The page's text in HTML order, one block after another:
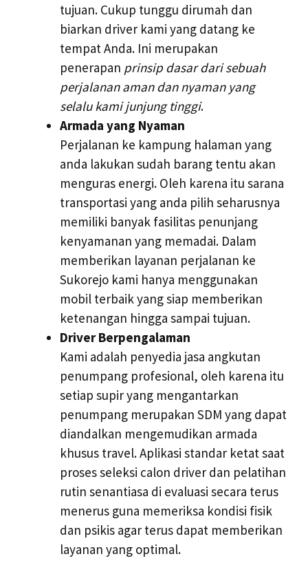
tujuan. Cukup tunggu dirumah dan
biarkan driver kami yang datang ke
tempat Anda. Ini merupakan
penerapan prinsip dasar dari sebuah
perjalanan aman dan nyaman yang
selalu kami junjung tinggi.
Armada yang Nyaman
Perjalanan ke kampung halaman yang
anda lakukan sudah barang tentu akan
menguras energi. Oleh karena itu sarana
transportasi yang anda pilih seharusnya
memiliki banyak fasilitas penunjang
kenyamanan yang memadai. Dalam
memberikan layanan perjalanan ke
Sukorejo kami hanya menggunakan
mobil terbaik yang siap memberikan
ketenangan hingga sampai tujuan.
Driver Berpengalaman
Kami adalah penyedia jasa angkutan
penumpang profesional, oleh karena itu
setiap supir yang mengantarkan
penumpang merupakan SDM yang dapat
diandalkan mengemudikan armada
khusus travel. Aplikasi standar ketat saat
proses seleksi calon driver dan pelatihan
rutin senantiasa di evaluasi secara terus
menerus guna memeriksa kondisi fisik
dan psikis agar terus dapat memberikan
layanan yang optimal.